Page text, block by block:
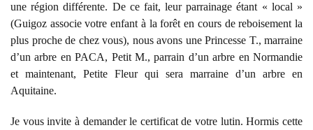
une région différente. De ce fait, leur parrainage étant « local »
(Guigoz associe votre enfant à la forêt en cours de reboisement la
plus proche de chez vous), nous avons une Princesse T., marraine
d’un arbre en PACA, Petit M., parrain d’un arbre en Normandie
et maintenant, Petite Fleur qui sera marraine d’un arbre en
Aquitaine.
Je vous invite à demander le certificat de votre lutin. Hormis cette